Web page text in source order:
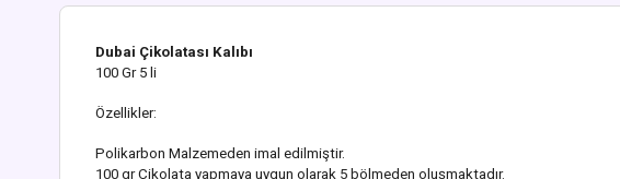
Dubai Çikolatası Kalıbı
100 Gr 5 li
Özellikler:
Polikarbon Malzemeden imal edilmiştir.
100 gr Çikolata yapmaya uygun olarak 5 bölmeden oluşmaktadır.